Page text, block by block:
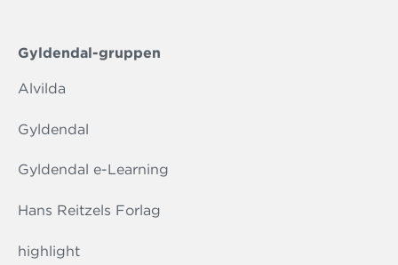
Gyldendal-gruppen
Alvilda
Gyldendal
Gyldendal e-Learning
Hans Reitzels Forlag
highlight